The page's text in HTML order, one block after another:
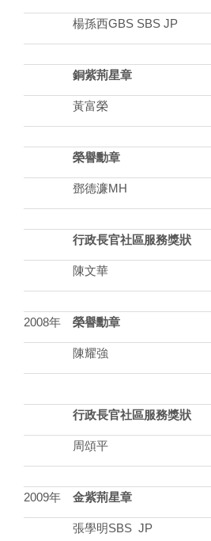
楊孫西GBS SBS JP
銅紫荊星章
黃富榮
榮譽勳章
鄧德濂MH
行政長官社區服務獎狀
陳文華
2008年 榮譽勳章
陳耀強
行政長官社區服務獎狀
周頌平
2009年 金紫荊星章
張學明SBS JP